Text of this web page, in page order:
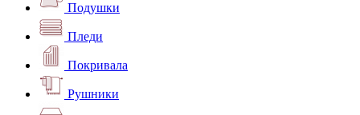
Подушки
Пледи
Покривала
Рушники